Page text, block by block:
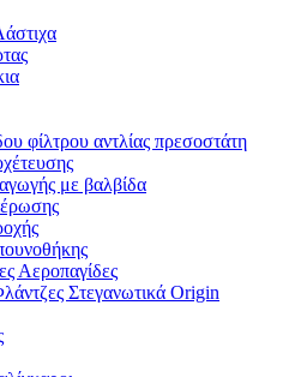
φίλτρου αντλίας πρεσοστάτη
με βαλβίδα
Αεροπαγίδες
Στεγανωτικά Origin